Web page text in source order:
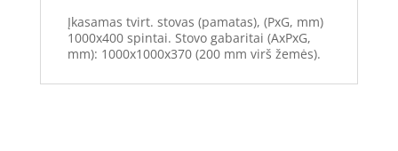
Įkasamas tvirt. stovas (pamatas), (PxG, mm)
1000x400 spintai. Stovo gabaritai (AxPxG,
mm): 1000x1000x370 (200 mm virš žemės).